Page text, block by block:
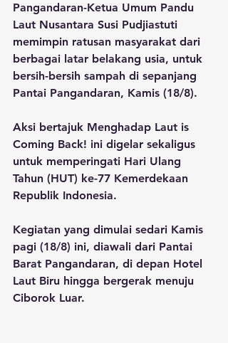
Pangandaran-Ketua Umum Pandu
Laut Nusantara Susi Pudjiastuti
memimpin ratusan masyarakat dari
berbagai latar belakang usia, untuk
bersih-bersih sampah di sepanjang
Pantai Pangandaran, Kamis (18/8).
Aksi bertajuk Menghadap Laut is
Coming Back! ini digelar sekaligus
untuk memperingati Hari Ulang
Tahun (HUT) ke-77 Kemerdekaan
Republik Indonesia.
Kegiatan yang dimulai sedari Kamis
pagi (18/8) ini, diawali dari Pantai
Barat Pangandaran, di depan Hotel
Laut Biru hingga bergerak menuju
Ciborok Luar.